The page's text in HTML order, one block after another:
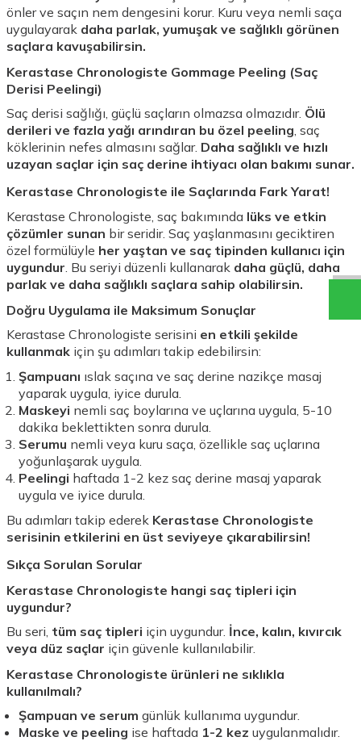
önler ve saçın nem dengesini korur. Kuru veya nemli saça
uygulayarak daha parlak, yumuşak ve sağlıklı görünen
saçlara kavuşabilirsin.
Kerastase Chronologiste Gommage Peeling (Saç
Derisi Peelingi)
Saç derisi sağlığı, güçlü saçların olmazsa olmazıdır. Ölü
derileri ve fazla yağı arındıran bu özel peeling , saç
köklerinin nefes almasını sağlar. Daha sağlıklı ve hızlı
uzayan saçlar için saç derine ihtiyacı olan bakımı sunar.
Kerastase Chronologiste ile Saçlarında Fark Yarat!
Kerastase Chronologiste, saç bakımında lüks ve etkin
çözümler sunan bir seridir. Saç yaşlanmasını geciktiren
özel formülüyle her yaştan ve saç tipinden kullanıcı için
uygundur . Bu seriyi düzenli kullanarak daha güçlü, daha
parlak ve daha sağlıklı saçlara sahip olabilirsin.
Doğru Uygulama ile Maksimum Sonuçlar
Kerastase Chronologiste serisini en etkili şekilde
kullanmak için şu adımları takip edebilirsin:
Şampuanı ıslak saçına ve saç derine nazikçe masaj
yaparak uygula, iyice durula.
Maskeyi nemli saç boylarına ve uçlarına uygula, 5-10
dakika beklettikten sonra durula.
Serumu nemli veya kuru saça, özellikle saç uçlarına
yoğunlaşarak uygula.
Peelingi haftada 1-2 kez saç derine masaj yaparak
uygula ve iyice durula.
Bu adımları takip ederek Kerastase Chronologiste
serisinin etkilerini en üst seviyeye çıkarabilirsin!
Sıkça Sorulan Sorular
Kerastase Chronologiste hangi saç tipleri için
uygundur?
Bu seri, tüm saç tipleri için uygundur. İnce, kalın, kıvırcık
veya düz saçlar için güvenle kullanılabilir.
Kerastase Chronologiste ürünleri ne sıklıkla
kullanılmalı?
Şampuan ve serum günlük kullanıma uygundur.
Maske ve peeling ise haftada 1-2 kez uygulanmalıdır.